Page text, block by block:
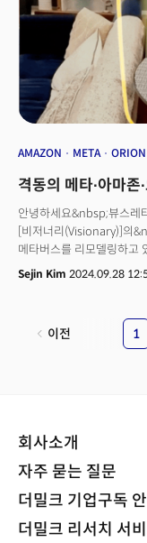
AMAZON META ORION
격동의 메타∙아마
안녕하세요&nbsp;뷰스레
[비저너리(Visionary)]의
메타버스를 리모델링하고
변화에서 페이스북, 인스
&nbsp;메타는 이제
컨퍼런스 ‘메타 커넥트
안경 ‘오라이언(Orion)’
&nbsp;‘AI 기기’로 묘사
포지셔닝 하는데 주력하는
크게 AR 스마트 안경, XR
XR은 VR, AR, MR(혼합
아마존과 세일즈포스는 기
간소화하고, 최적의 근무
비영리 이사회가&nbsp;지
Sejin Kim 2024.09.28
이전 1
회사소개
자주 묻는 질문
더밀크 기업구독
더밀크 리서치 서